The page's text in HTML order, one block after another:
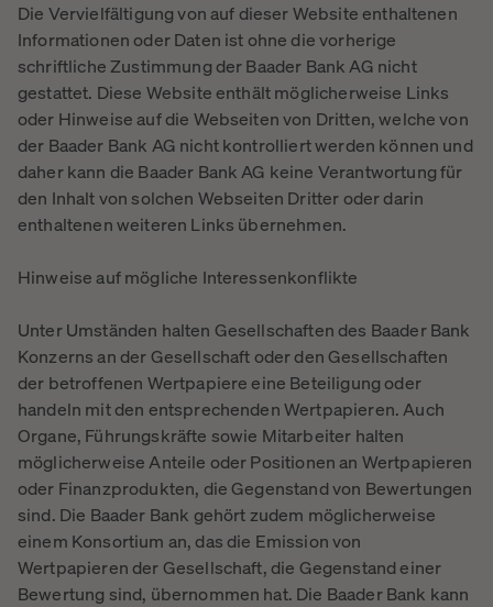
Die Vervielfältigung von auf dieser Website enthaltenen
Informationen oder Daten ist ohne die vorherige
schriftliche Zustimmung der Baader Bank AG nicht
gestattet. Diese Website enthält möglicherweise Links
oder Hinweise auf die Webseiten von Dritten, welche von
der Baader Bank AG nicht kontrolliert werden können und
daher kann die Baader Bank AG keine Verantwortung für
den Inhalt von solchen Webseiten Dritter oder darin
enthaltenen weiteren Links übernehmen.
Hinweise auf mögliche Interessenkonflikte
Unter Umständen halten Gesellschaften des Baader Bank
Konzerns an der Gesellschaft oder den Gesellschaften
der betroffenen Wertpapiere eine Beteiligung oder
handeln mit den entsprechenden Wertpapieren. Auch
Organe, Führungskräfte sowie Mitarbeiter halten
möglicherweise Anteile oder Positionen an Wertpapieren
oder Finanzprodukten, die Gegenstand von Bewertungen
sind. Die Baader Bank gehört zudem möglicherweise
einem Konsortium an, das die Emission von
Wertpapieren der Gesellschaft, die Gegenstand einer
Bewertung sind, übernommen hat. Die Baader Bank kann